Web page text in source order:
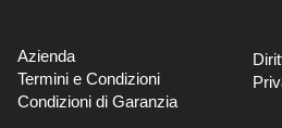
Azienda
Termini e Condizioni
Condizioni di Garanzia